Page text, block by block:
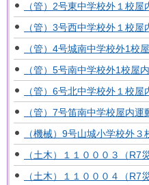
（管）2号東中学校外１校
（管）3号西中学校外１校
（管）4号城南中学校外1校
（管）5号南中学校外1校屋
（管）6号北中学校外１校
（管）7号笛南中学校屋内
（機械）9号山城小学校外
（土木）１１０００３（R7
（土木）１１０００４（R7